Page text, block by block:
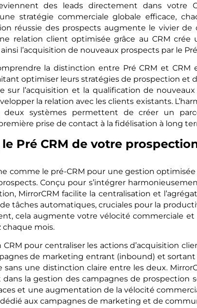
des leads directement dans votre
stratégie commerciale globale efficace,
réussie des prospects augmente le vivier
relation client optimisée grâce au CRM
l’acquisition de nouveaux prospects par le
la distinction entre Pré CRM et CRM
optimiser leurs stratégies de prospection et
sur l’acquisition et la qualification de
la relation avec les clients existants.
deux systèmes permettent de créer un
prise de contact à la fidélisation à long
le Pré CRM de votre
comme le pré-CRM pour une gestion
Conçu pour s’intégrer
MirrorCRM facilite la centralisation et
tâches automatiques, cruciales pour la
cela augmente votre vélocité commerciale
chaque mois.
CRM pour centraliser les actions d’acquisition
de marketing entrant (inbound) et sortant
une distinction claire entre les deux.
dans la gestion des campagnes de prospection
et une augmentation de la vélocité
aux campagnes de marketing et de